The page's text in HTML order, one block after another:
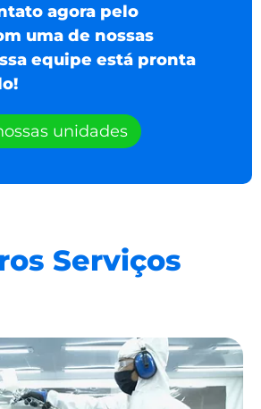
agora pelo
uma de nossas
equipe está pronta
unidades
Serviços